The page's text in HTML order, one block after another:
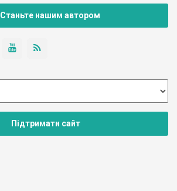
Станьте нашим автором
Підтримати сайт